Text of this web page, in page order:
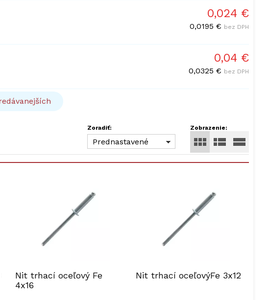
0,024 €
0,0195 € bez DPH
0,04 €
0,0325 € bez DPH
Zobrazenie:
Zoradiť:
Prednastavené
Nit trhací oceľový Fe
4x16
Nit trhací oceľovýFe 3x12